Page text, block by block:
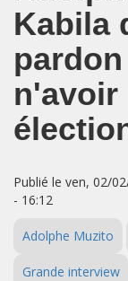
Kabila
n'avoir
Publié le ven, 02/
- 16:12
Adolphe Muzito
Grande interview